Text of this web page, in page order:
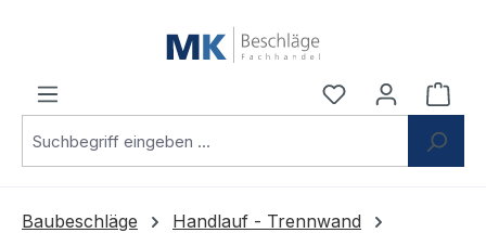
Du hast 0
Baubeschläge
Handlauf - Trennwand